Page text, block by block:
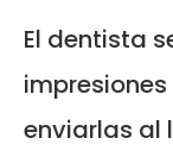
El dentista
enviarlas al